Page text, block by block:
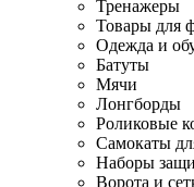
Тренажеры
Товары для
Одежда и
Батуты
Мячи
Лонгборды
Роликовые
Самокаты
Наборы
Ворота и